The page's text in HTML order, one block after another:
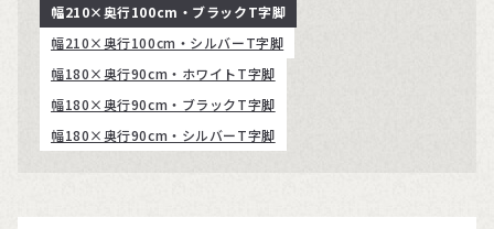
幅210×奥行100cm・ブラックT字脚
幅210×奥行100cm・シルバーT字脚
幅180×奥行90cm・ホワイトT字脚
幅180×奥行90cm・ブラックT字脚
幅180×奥行90cm・シルバーT字脚